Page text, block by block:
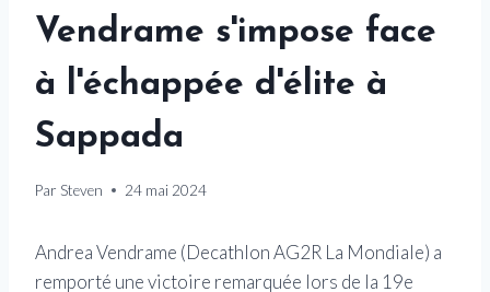
Vendrame s'impose face
à l'échappée d'élite à
Sappada
Par Steven 24 mai 2024
Andrea Vendrame (Decathlon AG2R La Mondiale) a
remporté une victoire remarquée lors de la 19e